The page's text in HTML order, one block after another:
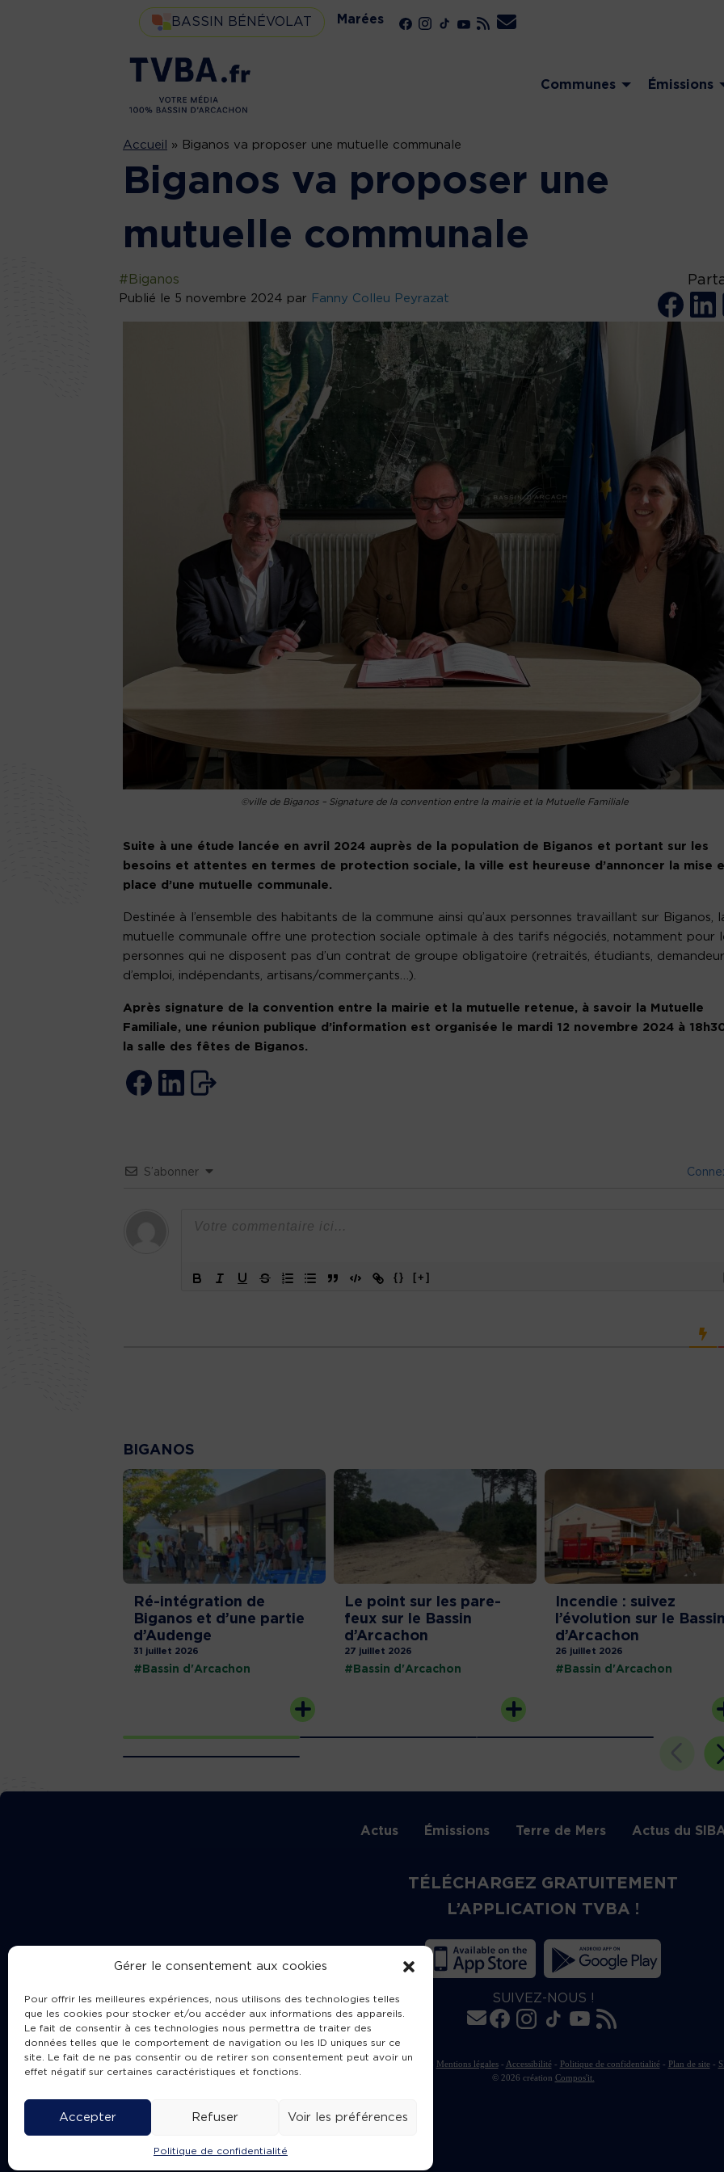
Gérer le consentement aux cookies
Pour offrir les meilleures expériences, nous utilisons des technologies telles
que les cookies pour stocker et/ou accéder aux informations des appareils.
Le fait de consentir à ces technologies nous permettra de traiter des
données telles que le comportement de navigation ou les ID uniques sur ce
site. Le fait de ne pas consentir ou de retirer son consentement peut avoir un
effet négatif sur certaines caractéristiques et fonctions.
Accepter Refuser Voir les préférences
Politique de confidentialité
BASSIN BÉNÉVOLAT Marées
Communes Émissions
Accueil » Biganos va proposer une mutuelle communale
Biganos va proposer une
mutuelle communale
#Biganos
Publié le 5 novembre 2024 par Fanny Colleu Peyrazat
©ville de Biganos – Signature de la convention entre la mairie et la Mutuelle Familiale
Suite à une étude lancée en avril 2024 auprès de la population de Biganos et portant sur les
besoins et attentes en termes de protection sociale, la ville est heureuse d’annoncer la mise
place d’une mutuelle communale.
Destinée à l’ensemble des habitants de la commune ainsi qu’aux personnes travaillant sur Biganos,
mutuelle communale offre une protection sociale optimale à des tarifs négociés, notamment pour
personnes qui ne disposent pas d’un contrat de groupe obligatoire (retraités, étudiants,
d’emploi, indépendants, artisans/commerçants…).
Après signature de la convention entre la mairie et la mutuelle retenue, à savoir la Mutuelle
Familiale, une réunion publique d’information est organisée le mardi 12 novembre 2024 à
la salle des fêtes de Biganos.
S’abonner
{} [+]
BIGANOS
Ré-intégration de
Biganos et d’une partie
d’Audenge
31 juillet 2026
#Bassin d'Arcachon
Le point sur les pare-
feux sur le Bassin
d’Arcachon
27 juillet 2026
#Bassin d'Arcachon
Incendie : suivez
l’évolution sur le
d’Arcachon
26 juillet 2026
#Bassin d'Arcachon
Actus Émissions Terre de Mers Actus du
TÉLÉCHARGEZ GRATUITEMENT
L’APPLICATION TVBA !
SUIVEZ-NOUS !
Charte de publication Mentions légales- Accessibilité- Politique de confidentialité- Plan de site-
© 2026 création Compos'it.